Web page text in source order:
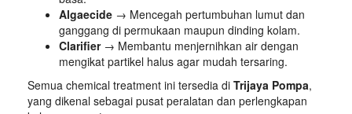
Algaecide → Mencegah pertumbuhan lumut dan
ganggang di permukaan maupun dinding kolam.
Clarifier→ Membantu menjernihkan air dengan
mengikat partikel halus agar mudah tersaring.
Semua chemical treatment ini tersedia di Trijaya Pompa,
yang dikenal sebagai pusat peralatan dan perlengkapan